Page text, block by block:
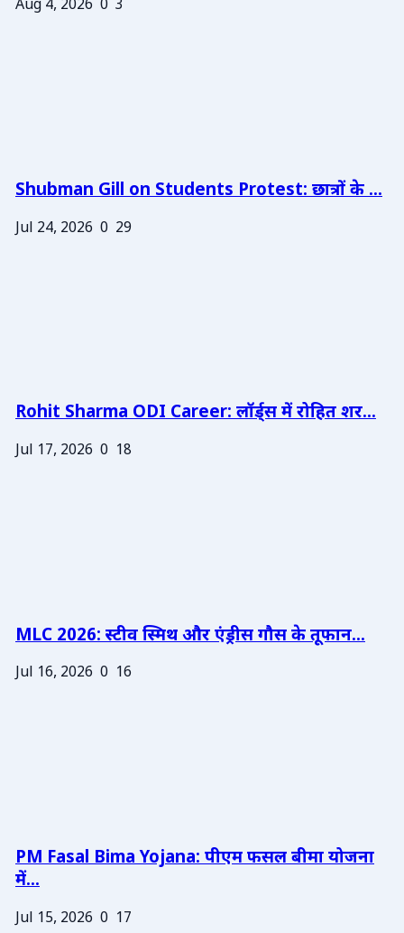
Aug 4, 2026 0 3
Shubman Gill on Students Protest: छात्रों के ...
Jul 24, 2026 0 29
Rohit Sharma ODI Career: लॉर्ड्स में रोहित शर...
Jul 17, 2026 0 18
MLC 2026: स्टीव स्मिथ और एंड्रीस गौस के तूफान...
Jul 16, 2026 0 16
PM Fasal Bima Yojana: पीएम फसल बीमा योजना
में...
Jul 15, 2026 0 17